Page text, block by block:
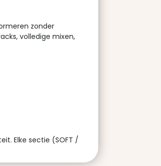
zonder
volledige mixen,
Elke sectie (SOFT /